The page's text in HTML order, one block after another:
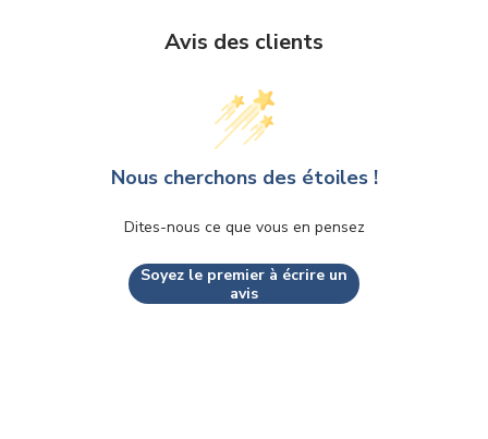
Avis des clients
Nous cherchons des étoiles !
Dites-nous ce que vous en pensez
Soyez le premier à écrire un
avis